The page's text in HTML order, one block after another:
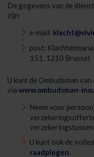
De gegevens van de
zijn:
e-mail:
post:
151, 1210 Brussel
U kunt de Ombudsman
via www.ombudsman-
Neem voor
U kunt ook de
raadplegen